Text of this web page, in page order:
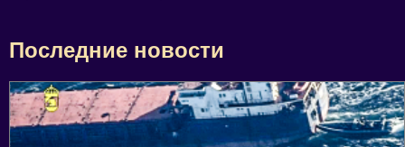
Последние новости